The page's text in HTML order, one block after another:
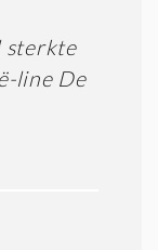
sterkte
line De